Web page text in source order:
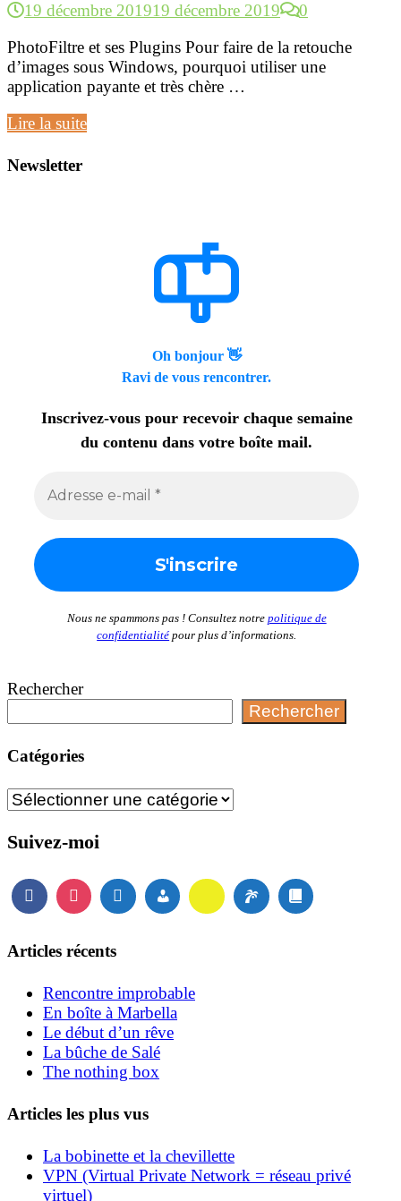
19 décembre 201919 décembre 2019
0
PhotoFiltre et ses Plugins Pour faire de la retouche
d’images sous Windows, pourquoi utiliser une
application payante et très chère …
PhotoFiltre
ses
Lire la suite
Newsletter
Oh bonjour 👋
Ravi de vous rencontrer.
Inscrivez-vous pour recevoir chaque semaine
du contenu dans votre boîte mail.
Nous ne spammons pas ! Consultez notre politique de
confidentialité pour plus d’informations.
Rechercher
Rechercher
Catégories
Catégories
Suivez-moi
Articles récents
Rencontre improbable
En boîte à Marbella
Le début d’un rêve
La bûche de Salé
The nothing box
Articles les plus vus
La bobinette et la chevillette
VPN (Virtual Private Network = réseau privé
virtuel)